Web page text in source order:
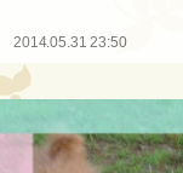
2014.05.31 23:50